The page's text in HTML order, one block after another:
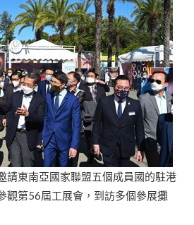
請東南亞國家聯盟五個成員國的駐港
觀第56屆工展會，到訪多個參展攤